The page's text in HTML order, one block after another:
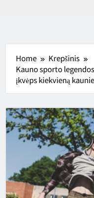
Home
Krepšinis
Kauno sporto
įkvėps kiekvieną